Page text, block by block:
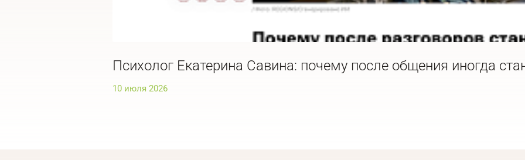
Психолог Екатерина Савина: почему после общения иногда
10 июля 2026